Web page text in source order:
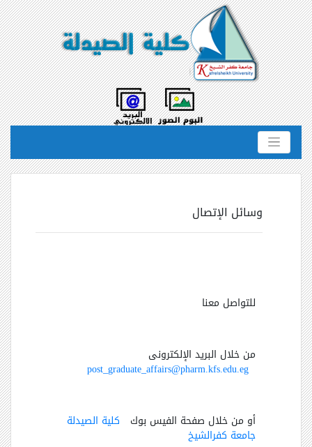
وسائل الإتصال
للتواصل معنا
من خلال البريد الإلكترونى
post_graduate_affairs@pharm.kfs.edu.eg
أو من خلال صفحة الفيس بوك كلية الصيدلة
جامعة كفرالشيخ